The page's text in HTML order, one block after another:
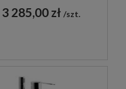
3 285,00 zł szt.